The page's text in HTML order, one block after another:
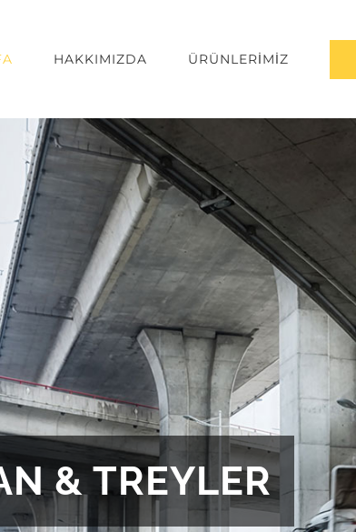
HAKKIMIZDA ÜRÜNLERİMİZ
& TREYLER